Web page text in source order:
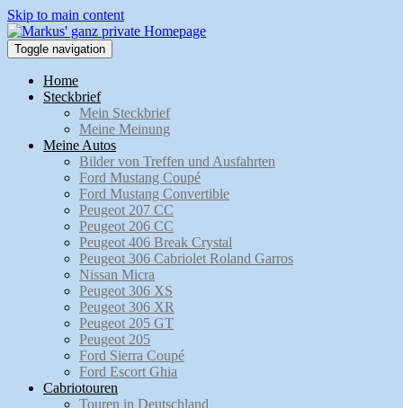
Skip to main content
Toggle navigation
Home
Steckbrief
Mein Steckbrief
Meine Meinung
Meine Autos
Bilder von Treffen und Ausfahrten
Ford Mustang Coupé
Ford Mustang Convertible
Peugeot 207 CC
Peugeot 206 CC
Peugeot 406 Break Crystal
Peugeot 306 Cabriolet Roland Garros
Nissan Micra
Peugeot 306 XS
Peugeot 306 XR
Peugeot 205 GT
Peugeot 205
Ford Sierra Coupé
Ford Escort Ghia
Cabriotouren
Touren in Deutschland